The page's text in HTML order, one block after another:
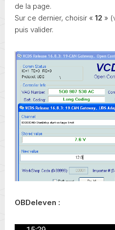
de la page.
Sur ce dernier, choisir « 12 »
puis valider.
OBDeleven :